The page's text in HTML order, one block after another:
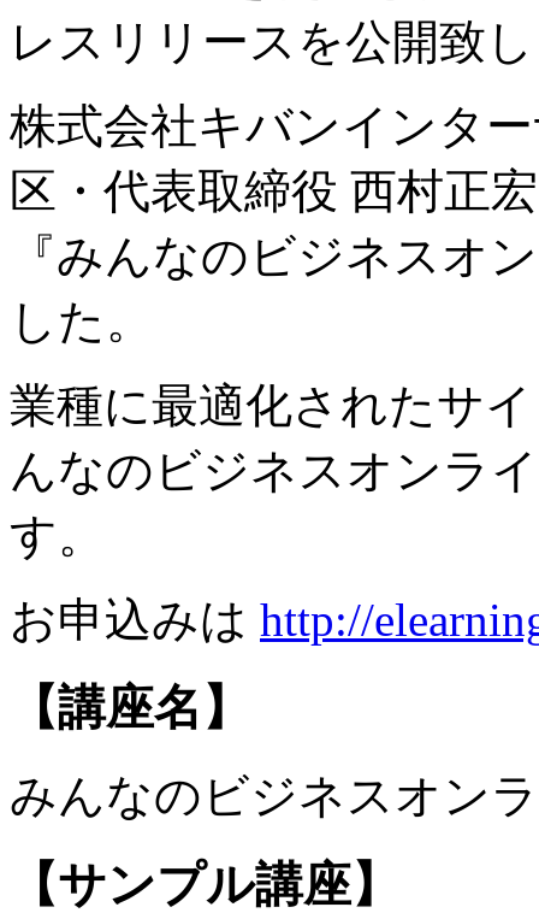
レスリリースを公開致
株式会社キバンインタ
区・代表取締役 西村正
『みんなのビジネスオ
した。
業種に最適化されたサ
んなのビジネスオンラ
す。
お申込みは http://
【講座名】
みんなのビジネスオン
【サンプル講座】